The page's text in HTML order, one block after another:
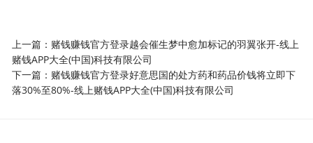
上一篇： 赌钱赚钱官方登录越会催生梦中愈加标记的羽翼张开-线上
赌钱APP大全(中国)科技有限公司
下一篇： 赌钱赚钱官方登录好意思国的处方药和药品价钱将立即下
落30%至80%-线上赌钱APP大全(中国)科技有限公司